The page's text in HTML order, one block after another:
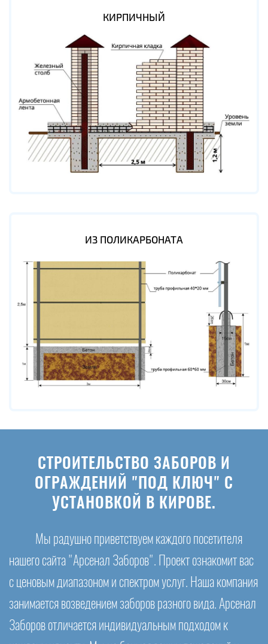
КИРПИЧНЫЙ
ИЗ ПОЛИКАРБОНАТА
СТРОИТЕЛЬСТВО ЗАБОРОВ И
ОГРАЖДЕНИЙ "ПОД КЛЮЧ" С
УСТАНОВКОЙ В КИРОВЕ.
Мы радушно приветствуем каждого посетителя
нашего сайта "Арсенал Заборов". Проект ознакомит вас
с ценовым диапазоном и спектром услуг. Наша компания
занимается возведением заборов разного вида. Арсенал
Заборов отличается индивидуальным подходом к